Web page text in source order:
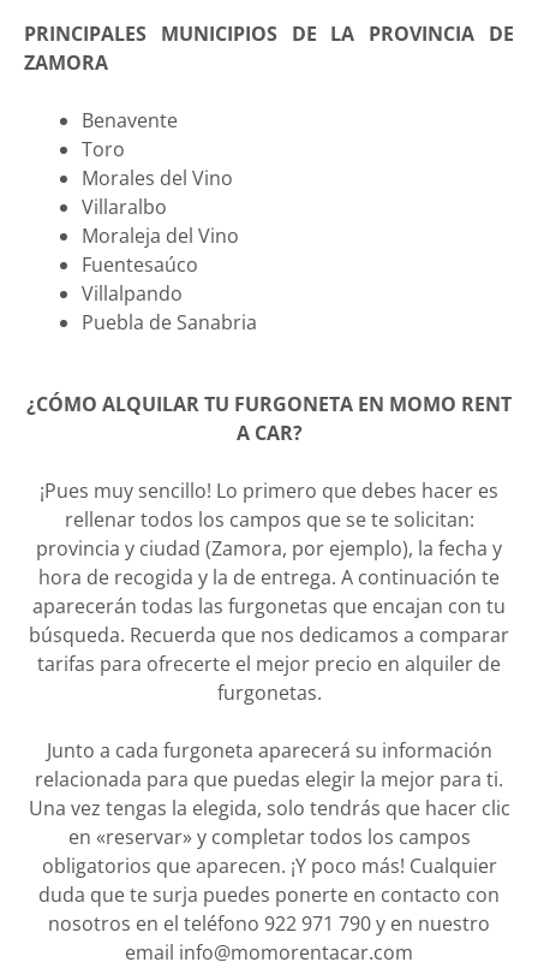
PRINCIPALES MUNICIPIOS DE LA PROVINCIA DE
ZAMORA
Benavente
Toro
Morales del Vino
Villaralbo
Moraleja del Vino
Fuentesaúco
Villalpando
Puebla de Sanabria
¿CÓMO ALQUILAR TU FURGONETA EN MOMO RENT
A CAR?
¡Pues muy sencillo! Lo primero que debes hacer es
rellenar todos los campos que se te solicitan:
provincia y ciudad (Zamora, por ejemplo), la fecha y
hora de recogida y la de entrega. A continuación te
aparecerán todas las furgonetas que encajan con tu
búsqueda. Recuerda que nos dedicamos a comparar
tarifas para ofrecerte el mejor precio en alquiler de
furgonetas.
Junto a cada furgoneta aparecerá su información
relacionada para que puedas elegir la mejor para ti.
Una vez tengas la elegida, solo tendrás que hacer clic
en «reservar» y completar todos los campos
obligatorios que aparecen. ¡Y poco más! Cualquier
duda que te surja puedes ponerte en contacto con
nosotros en el teléfono 922 971 790 y en nuestro
email info@momorentacar.com